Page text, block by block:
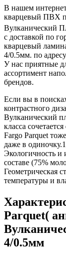
В нашем
кварцевый ПВХ
Вулканический
с доставкой по
кварцевый
4/0.5мм. по
У нас приятные
ассортимент
брендов.
Если вы в
контрастного
Вулканический
класса
Fargo Parquet
даже в
Экологичность и
составе (75%
Геометрическая
температуры и
Parquet(
4/0.5мм